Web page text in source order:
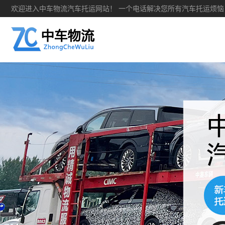
欢迎进入中车物流汽车托运网站！ 一个电话解决您所有汽车托运烦